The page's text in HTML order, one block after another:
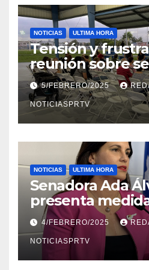
NOTICIAS ULTIMA HORA
Tensión y
reunión sobre
Reparto
5/FEBRERO/2025
NOTICIASPRTV
NOTICIAS ULTIMA HORA
Senadora Ada
presenta
violencia en el
4/FEBRERO/2025
NOTICIASPRTV